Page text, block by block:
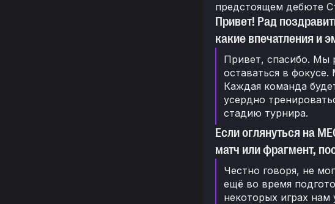
предстоящем дебюте
Привет! Рад
какие впечатления и
Привет, спасибо. Мы
оставаться в
Каждая команда
усердно
стадию турнира.
Если оглянуться на
матч или фрагмент,
Честно говоря, не
ещё во время
некоторых играх